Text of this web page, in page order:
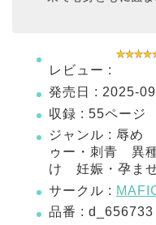
レビュー :
発売日 : 2025-
収録 : 55ページ
ジャンル : 辱
ゥー・刺青 異
け 妊娠・孕ま
サークル :
品番 : d_656733